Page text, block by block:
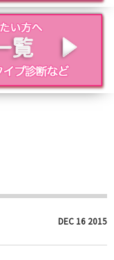
DEC 16 2015